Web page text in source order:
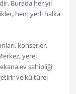
Burada her yıl
hem yerli halka
konserler,
yerel
ev sahipliği
ve kültürel